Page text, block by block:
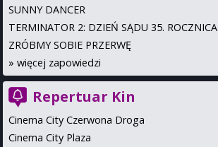
SUNNY DANCER
TERMINATOR 2: DZIEŃ SĄDU 35. ROCZNICA
ZRÓBMY SOBIE PRZERWĘ
» więcej zapowiedzi
Repertuar Kin
Cinema City Czerwona Droga
Cinema City Plaza